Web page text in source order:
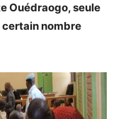
Ouédraogo, seule
nombre